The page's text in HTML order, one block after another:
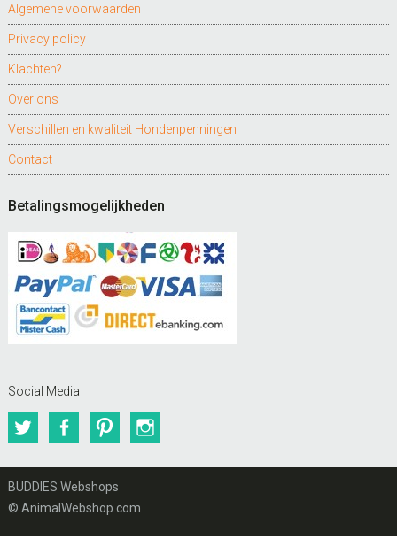
Algemene voorwaarden
Privacy policy
Klachten?
Over ons
Verschillen en kwaliteit Hondenpenningen
Contact
Betalingsmogelijkheden
Social Media
TwitterFacebookPinterest
BUDDIES Webshops
© AnimalWebshop.com